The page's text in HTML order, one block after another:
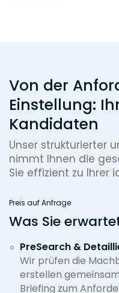
Von der
Einstellung:
Kandidaten
Unser strukturierter
nimmt Ihnen die
Sie effizient zu Ihrer
Preis auf Anfrage
Was Sie
PreSearch &
Wir prüfen die
erstellen
Briefing zum